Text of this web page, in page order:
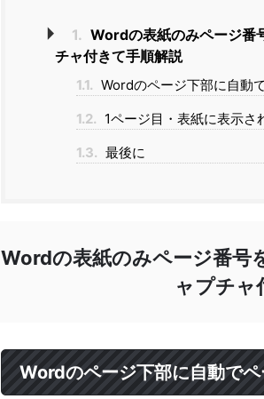
1. Wordの表紙のみページ番
チャ付きて手順解説
1.1. Wordのページ下部に自動
1.2. 1ページ目・表紙に表示
1.3. 最後に
Wordの表紙のみページ番号
ャプチャ
Wordのページ下部に自動で